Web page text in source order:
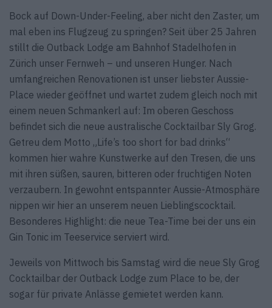
Bock auf Down-Under-Feeling, aber nicht den Zaster, um
mal eben ins Flugzeug zu springen? Seit über 25 Jahren
stillt die Outback Lodge am Bahnhof Stadelhofen in
Zürich unser Fernweh – und unseren Hunger. Nach
umfangreichen Renovationen ist unser liebster Aussie-
Place wieder geöffnet und wartet zudem gleich noch mit
einem neuen Schmankerl auf: Im oberen Geschoss
befindet sich die neue australische Cocktailbar Sly Grog.
Getreu dem Motto „Life’s too short for bad drinks“
kommen hier wahre Kunstwerke auf den Tresen, die uns
mit ihren süßen, sauren, bitteren oder fruchtigen Noten
verzaubern. In gewohnt entspannter Aussie-Atmosphäre
nippen wir hier an unserem neuen Lieblingscocktail.
Besonderes Highlight: die neue Tea-Time bei der uns ein
Gin Tonic im Teeservice serviert wird.
Jeweils von Mittwoch bis Samstag wird die neue Sly Grog
Cocktailbar der Outback Lodge zum Place to be, der
sogar für private Anlässe gemietet werden kann.